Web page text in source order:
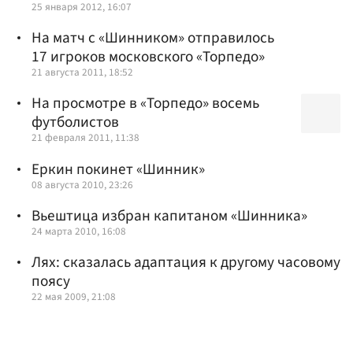
25 января 2012, 16:07
На матч с «Шинником» отправилось
17 игроков московского «Торпедо»
21 августа 2011, 18:52
На просмотре в «Торпедо» восемь
футболистов
21 февраля 2011, 11:38
Еркин покинет «Шинник»
08 августа 2010, 23:26
Вьештица избран капитаном «Шинника»
24 марта 2010, 16:08
Лях: сказалась адаптация к другому часовому
поясу
22 мая 2009, 21:08